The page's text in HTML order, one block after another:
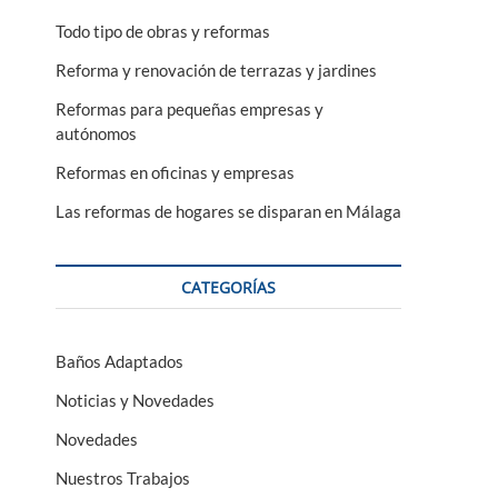
Todo tipo de obras y reformas
Reforma y renovación de terrazas y jardines
Reformas para pequeñas empresas y
autónomos
Reformas en oficinas y empresas
Las reformas de hogares se disparan en Málaga
CATEGORÍAS
Baños Adaptados
Noticias y Novedades
Novedades
Nuestros Trabajos